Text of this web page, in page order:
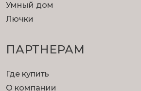
Умный дом
Лючки
ПАРТНЕРАМ
Где купить
О компании